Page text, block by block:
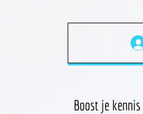
Boost je kennis